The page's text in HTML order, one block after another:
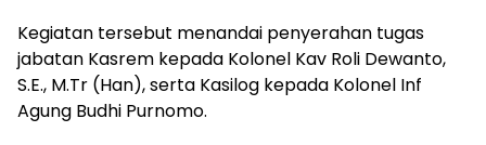
Kegiatan tersebut menandai penyerahan tugas
jabatan Kasrem kepada Kolonel Kav Roli Dewanto,
S.E., M.Tr (Han), serta Kasilog kepada Kolonel Inf
Agung Budhi Purnomo.